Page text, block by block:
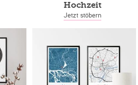
Hochzeit
Jetzt stöbern